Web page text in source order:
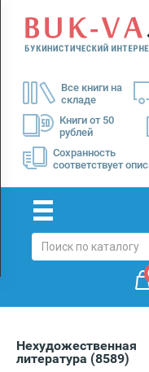
Все книги на
складе
Книги от 50
рублей
Сохранность
соответствует
Menu
Доставка
Оплата
Нехудожественная
литература (8589)